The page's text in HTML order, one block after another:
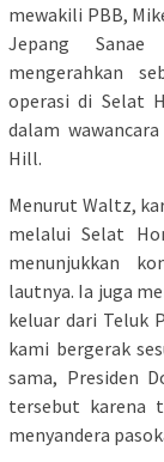
mewakili PBB,
Jepang
mengerahkan
operasi di Selat
dalam
Hill.
Menurut Waltz,
melalui Selat
menunjukkan
lautnya. Ia juga
keluar dari Teluk
kami bergerak
sama, Presiden
tersebut karena
menyandera